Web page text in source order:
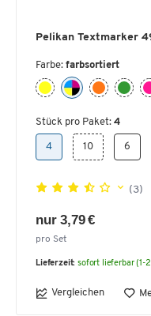
Pelikan Textmarker
Farbe: farbsortiert
Stück pro Paket: 4
4 10 6
(3)
nur 3,79 €
pro Set
Lieferzeit: sofort lieferbar (1-2
Vergleichen